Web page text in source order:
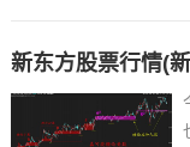
新东方股票行情(